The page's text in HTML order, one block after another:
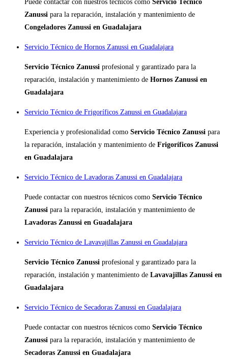
Puede contactar con nuestros técnicos como Servicio Técnico
Zanussi para la reparación, instalación y mantenimiento de
Congeladores Zanussi en Guadalajara
Servicio Técnico de Hornos Zanussi en Guadalajara
Servicio Técnico Zanussi profesional y garantizado para la
reparación, instalación y mantenimiento de Hornos Zanussi en
Guadalajara
Servicio Técnico de Frigoríficos Zanussi en Guadalajara
Experiencia y profesionalidad como Servicio Técnico Zanussi para
la reparación, instalación y mantenimiento de Frigoríficos Zanussi
en Guadalajara
Servicio Técnico de Lavadoras Zanussi en Guadalajara
Puede contactar con nuestros técnicos como Servicio Técnico
Zanussi para la reparación, instalación y mantenimiento de
Lavadoras Zanussi en Guadalajara
Servicio Técnico de Lavavajillas Zanussi en Guadalajara
Servicio Técnico Zanussi profesional y garantizado para la
reparación, instalación y mantenimiento de Lavavajillas Zanussi en
Guadalajara
Servicio Técnico de Secadoras Zanussi en Guadalajara
Puede contactar con nuestros técnicos como Servicio Técnico
Zanussi para la reparación, instalación y mantenimiento de
Secadoras Zanussi en Guadalajara